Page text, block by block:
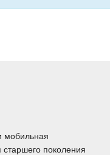
мобильная
старшего поколения